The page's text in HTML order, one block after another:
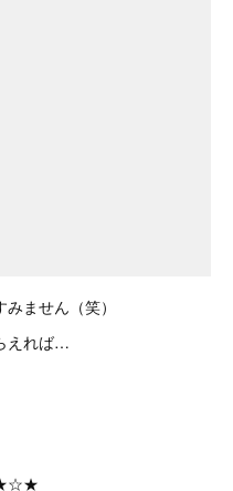
ません（笑）
えれば…